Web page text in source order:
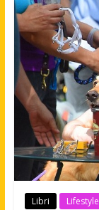
Libri Lifestyle